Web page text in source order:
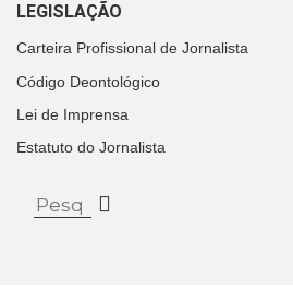
LEGISLAÇÃO
Carteira Profissional de Jornalista
Código Deontológico
Lei de Imprensa
Estatuto do Jornalista